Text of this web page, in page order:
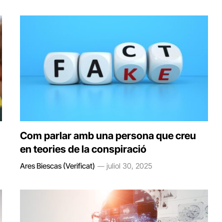
Com parlar amb una persona que creu
en teories de la conspiració
Ares Biescas (Verificat) juliol 30, 2025